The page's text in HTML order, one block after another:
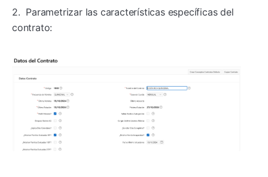
2. Parametrizar las características específicas del
contrato: